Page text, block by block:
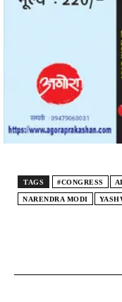
TAGS #CONGRESS
NARENDRA MODI